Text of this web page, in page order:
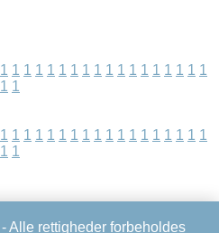
1 1 1 1 1 1 1 1 1 1 1 1 1 1 1 1 1 1
1 1
1 1 1 1 1 1 1 1 1 1 1 1 1 1 1 1 1 1
1 1
- Alle rettigheder forbeholdes